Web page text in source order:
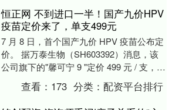
恒正网 不到进口一半！国产九价HPV
疫苗定价来了，单支499元
7 月 8 日，首个国产九价 HPV 疫苗公布定
价。 据万泰生物（SH603392）消息，该
公司旗下的"馨可宁 9 "定价 499 元 / 支，定
价约为进口九价....
查看： 173 分类：配资平台排行